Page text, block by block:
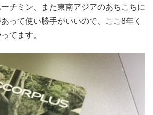
チミン、また東南アジアのあちこちに
って使い勝手がいいので、ここ8年く
てます。